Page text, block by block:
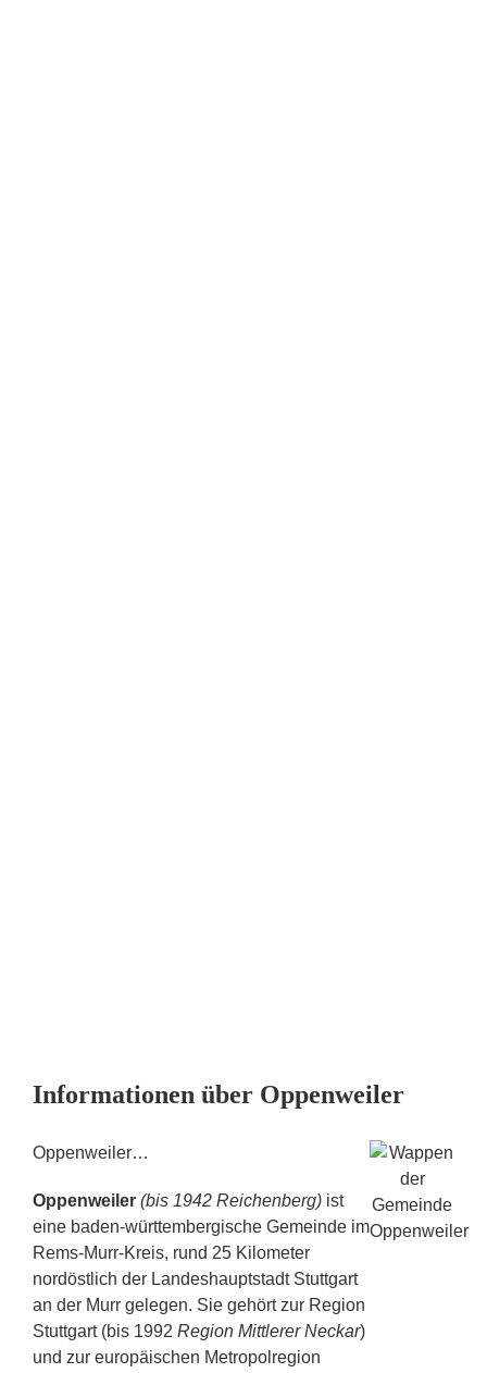
Informationen über Oppenweiler
Oppenweiler…
Oppenweiler (bis 1942 Reichenberg) ist
eine baden-württembergische Gemeinde im
Rems-Murr-Kreis, rund 25 Kilometer
nordöstlich der Landeshauptstadt Stuttgart
an der Murr gelegen. Sie gehört zur Region
Stuttgart (bis 1992 Region Mittlerer Neckar)
und zur europäischen Metropolregion